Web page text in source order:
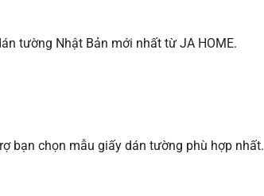
tường Nhật Bản mới nhất từ JA HOME.
bạn chọn mẫu giấy dán tường phù hợp nhất.